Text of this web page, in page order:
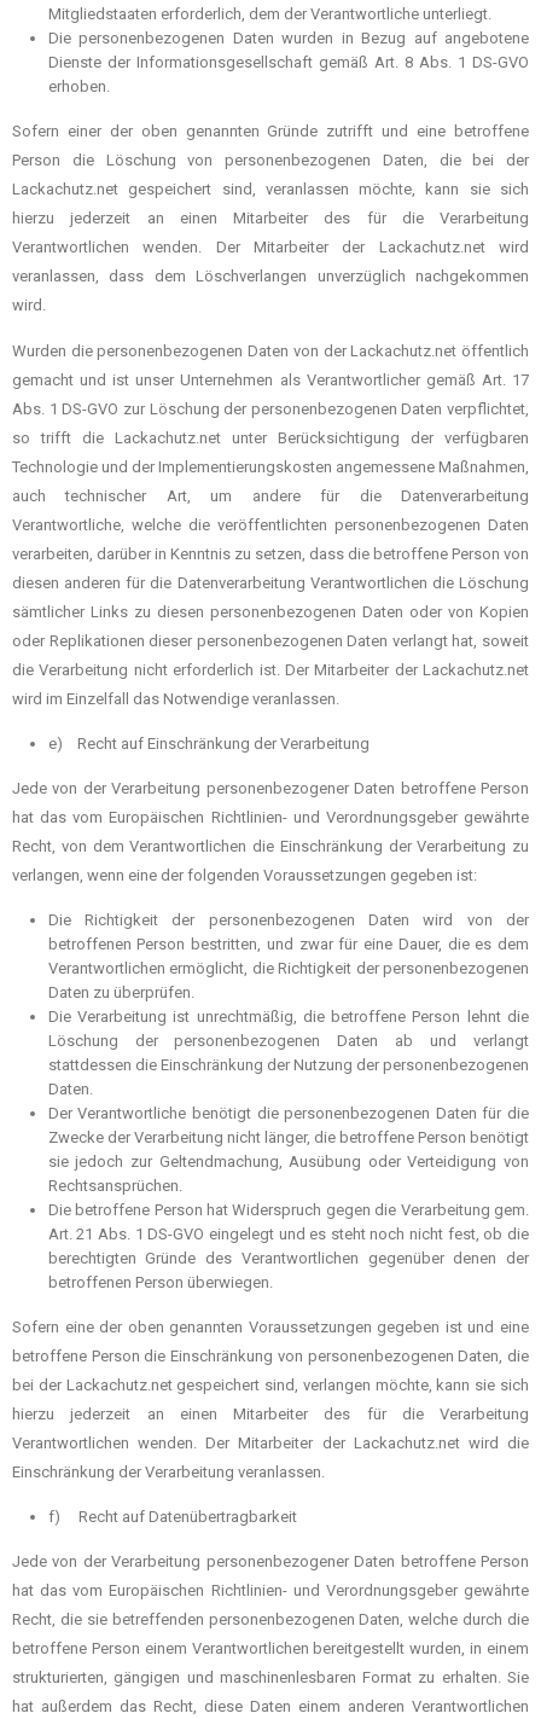
Mitgliedstaaten erforderlich, dem der Verantwortliche unterliegt.
Die personenbezogenen Daten wurden in Bezug auf angebotene
Dienste der Informationsgesellschaft gemäß Art. 8 Abs. 1 DS-GVO
erhoben.
Sofern einer der oben genannten Gründe zutrifft und eine betroffene
Person die Löschung von personenbezogenen Daten, die bei der
Lackachutz.net gespeichert sind, veranlassen möchte, kann sie sich
hierzu jederzeit an einen Mitarbeiter des für die Verarbeitung
Verantwortlichen wenden. Der Mitarbeiter der Lackachutz.net wird
veranlassen, dass dem Löschverlangen unverzüglich nachgekommen
wird.
Wurden die personenbezogenen Daten von der Lackachutz.net öffentlich
gemacht und ist unser Unternehmen als Verantwortlicher gemäß Art. 17
Abs. 1 DS-GVO zur Löschung der personenbezogenen Daten verpflichtet,
so trifft die Lackachutz.net unter Berücksichtigung der verfügbaren
Technologie und der Implementierungskosten angemessene Maßnahmen,
auch technischer Art, um andere für die Datenverarbeitung
Verantwortliche, welche die veröffentlichten personenbezogenen Daten
verarbeiten, darüber in Kenntnis zu setzen, dass die betroffene Person von
diesen anderen für die Datenverarbeitung Verantwortlichen die Löschung
sämtlicher Links zu diesen personenbezogenen Daten oder von Kopien
oder Replikationen dieser personenbezogenen Daten verlangt hat, soweit
die Verarbeitung nicht erforderlich ist. Der Mitarbeiter der Lackachutz.net
wird im Einzelfall das Notwendige veranlassen.
e) Recht auf Einschränkung der Verarbeitung
Jede von der Verarbeitung personenbezogener Daten betroffene Person
hat das vom Europäischen Richtlinien- und Verordnungsgeber gewährte
Recht, von dem Verantwortlichen die Einschränkung der Verarbeitung zu
verlangen, wenn eine der folgenden Voraussetzungen gegeben ist:
Die Richtigkeit der personenbezogenen Daten wird von der
betroffenen Person bestritten, und zwar für eine Dauer, die es dem
Verantwortlichen ermöglicht, die Richtigkeit der personenbezogenen
Daten zu überprüfen.
Die Verarbeitung ist unrechtmäßig, die betroffene Person lehnt die
Löschung der personenbezogenen Daten ab und verlangt
stattdessen die Einschränkung der Nutzung der personenbezogenen
Daten.
Der Verantwortliche benötigt die personenbezogenen Daten für die
Zwecke der Verarbeitung nicht länger, die betroffene Person benötigt
sie jedoch zur Geltendmachung, Ausübung oder Verteidigung von
Rechtsansprüchen.
Die betroffene Person hat Widerspruch gegen die Verarbeitung gem.
Art. 21 Abs. 1 DS-GVO eingelegt und es steht noch nicht fest, ob die
berechtigten Gründe des Verantwortlichen gegenüber denen der
betroffenen Person überwiegen.
Sofern eine der oben genannten Voraussetzungen gegeben ist und eine
betroffene Person die Einschränkung von personenbezogenen Daten, die
bei der Lackachutz.net gespeichert sind, verlangen möchte, kann sie sich
hierzu jederzeit an einen Mitarbeiter des für die Verarbeitung
Verantwortlichen wenden. Der Mitarbeiter der Lackachutz.net wird die
Einschränkung der Verarbeitung veranlassen.
f) Recht auf Datenübertragbarkeit
Jede von der Verarbeitung personenbezogener Daten betroffene Person
hat das vom Europäischen Richtlinien- und Verordnungsgeber gewährte
Recht, die sie betreffenden personenbezogenen Daten, welche durch die
betroffene Person einem Verantwortlichen bereitgestellt wurden, in einem
strukturierten, gängigen und maschinenlesbaren Format zu erhalten. Sie
hat außerdem das Recht, diese Daten einem anderen Verantwortlichen